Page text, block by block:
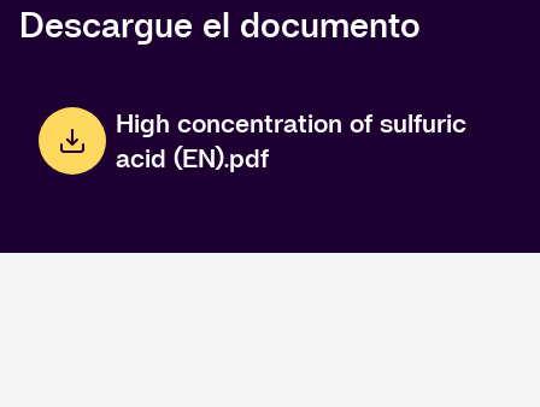
Descargue el documento
High concentration of sulfuric
acid (EN).pdf